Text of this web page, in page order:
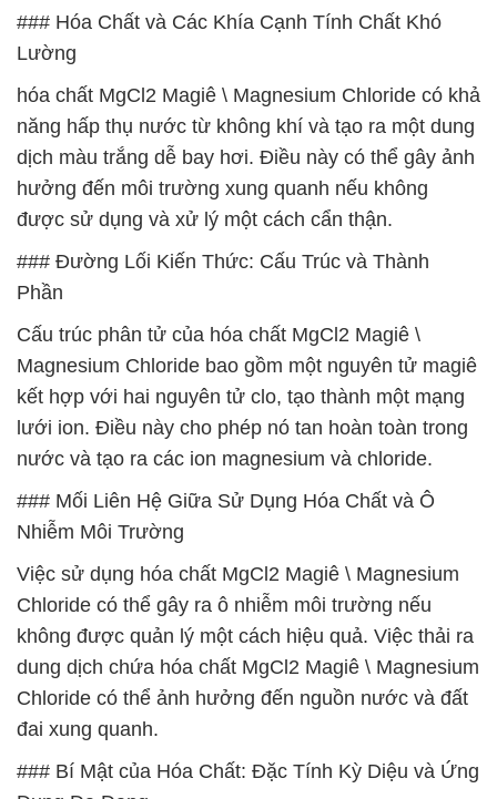
### Hóa Chất và Các Khía Cạnh Tính Chất Khó
Lường
hóa chất MgCl2 Magiê \ Magnesium Chloride có khả
năng hấp thụ nước từ không khí và tạo ra một dung
dịch màu trắng dễ bay hơi. Điều này có thể gây ảnh
hưởng đến môi trường xung quanh nếu không
được sử dụng và xử lý một cách cẩn thận.
### Đường Lối Kiến Thức: Cấu Trúc và Thành
Phần
Cấu trúc phân tử của hóa chất MgCl2 Magiê \
Magnesium Chloride bao gồm một nguyên tử magiê
kết hợp với hai nguyên tử clo, tạo thành một mạng
lưới ion. Điều này cho phép nó tan hoàn toàn trong
nước và tạo ra các ion magnesium và chloride.
### Mối Liên Hệ Giữa Sử Dụng Hóa Chất và Ô
Nhiễm Môi Trường
Việc sử dụng hóa chất MgCl2 Magiê \ Magnesium
Chloride có thể gây ra ô nhiễm môi trường nếu
không được quản lý một cách hiệu quả. Việc thải ra
dung dịch chứa hóa chất MgCl2 Magiê \ Magnesium
Chloride có thể ảnh hưởng đến nguồn nước và đất
đai xung quanh.
### Bí Mật của Hóa Chất: Đặc Tính Kỳ Diệu và Ứng